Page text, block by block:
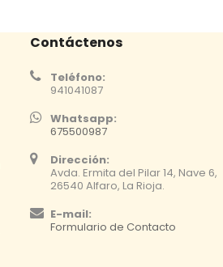
Contáctenos
Teléfono:
941041087
Whatsapp:
675500987
Dirección:
Avda. Ermita del Pilar 14, Nave 6,
26540 Alfaro, La Rioja.
E-mail:
Formulario de Contacto